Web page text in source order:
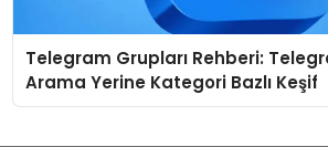
Telegram Grupları Rehberi:
Arama Yerine Kategori Bazlı Keşif